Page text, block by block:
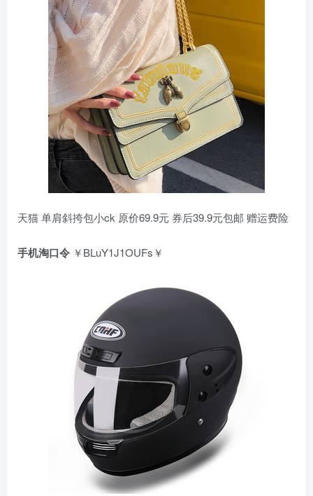
天猫 单肩斜挎包小ck 原价69.9元 券后39.9元包邮 赠运费险
手机淘口令 ￥BLuY1J1OUFs￥